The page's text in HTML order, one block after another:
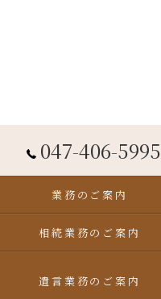
047-406-5995
業務のご案内
相続業務のご案内
遺言業務のご案内